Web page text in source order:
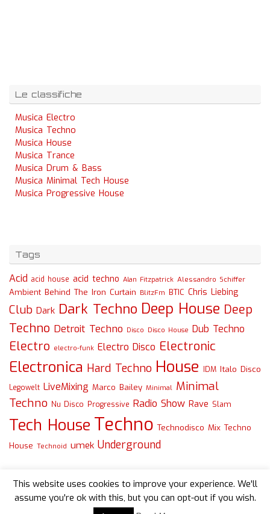
Le classifiche
Musica Electro
Musica Techno
Musica House
Musica Trance
Musica Drum & Bass
Musica Minimal Tech House
Musica Progressive House
Tags
Acid acid house acid techno Alan Fitzpatrick Alessandro Schiffer
Ambient Behind The Iron Curtain BlitzFm BTIC Chris Liebing
Club Dark Dark Techno Deep House Deep
Techno Detroit Techno Disco Disco House Dub Techno
Electro electro-funk Electro Disco Electronic
Electronica Hard Techno House IDM Italo Disco
Legowelt LiveMixing Marco Bailey Minimal Minimal
Techno Nu Disco Progressive Radio Show Rave Slam
Tech House Techno Technodisco Mix Techno
House Technoid umek Underground
This website uses cookies to improve your experience. We'll
assume you're ok with this, but you can opt-out if you wish.